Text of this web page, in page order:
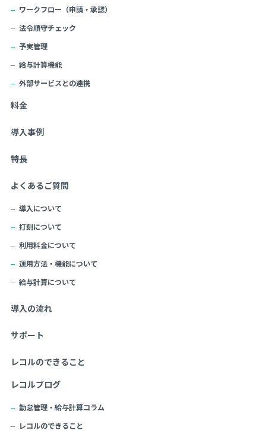
ワークフロー（申請・承認）
法令順守チェック
予実管理
給与計算機能
外部サービスとの連携
料金
導入事例
特長
よくあるご質問
導入について
打刻について
利用料金について
運用方法・機能について
給与計算について
導入の流れ
サポート
レコルのできること
レコルブログ
勤怠管理・給与計算コラム
レコルのできること